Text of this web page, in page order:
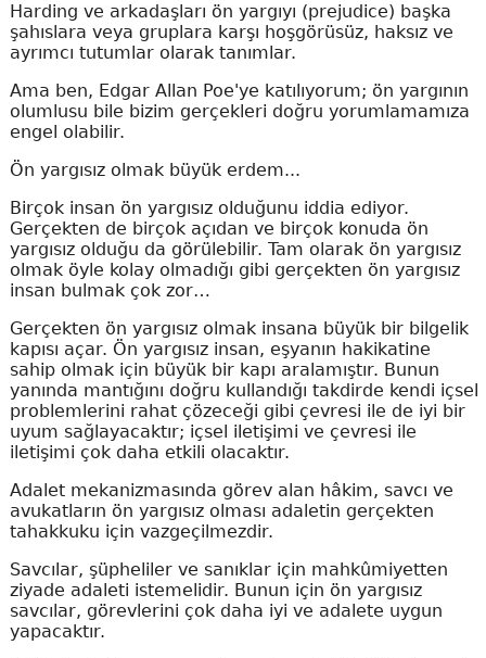
Harding ve arkadaşları ön yargıyı (prejudice) başka
şahıslara veya gruplara karşı hoşgörüsüz, haksız ve
ayrımcı tutumlar olarak tanımlar.
Ama ben, Edgar Allan Poe'ye katılıyorum; ön yargının
olumlusu bile bizim gerçekleri doğru yorumlamamıza
engel olabilir.
Ön yargısız olmak büyük erdem...
Birçok insan ön yargısız olduğunu iddia ediyor.
Gerçekten de birçok açıdan ve birçok konuda ön
yargısız olduğu da görülebilir. Tam olarak ön yargısız
olmak öyle kolay olmadığı gibi gerçekten ön yargısız
insan bulmak çok zor…
Gerçekten ön yargısız olmak insana büyük bir bilgelik
kapısı açar. Ön yargısız insan, eşyanın hakikatine
sahip olmak için büyük bir kapı aralamıştır. Bunun
yanında mantığını doğru kullandığı takdirde kendi içsel
problemlerini rahat çözeceği gibi çevresi ile de iyi bir
uyum sağlayacaktır; içsel iletişimi ve çevresi ile
iletişimi çok daha etkili olacaktır.
Adalet mekanizmasında görev alan hâkim, savcı ve
avukatların ön yargısız olması adaletin gerçekten
tahakkuku için vazgeçilmezdir.
Savcılar, şüpheliler ve sanıklar için mahkûmiyetten
ziyade adaleti istemelidir. Bunun için ön yargısız
savcılar, görevlerini çok daha iyi ve adalete uygun
yapacaktır.